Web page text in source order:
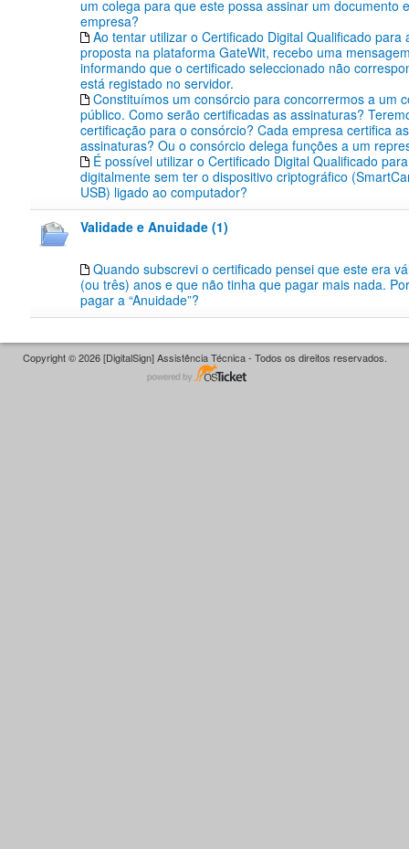
um colega para que este possa assinar um documento
empresa?
Ao tentar utilizar o Certificado Digital Qualificado para
proposta na plataforma GateWit, recebo uma
informando que o certificado seleccionado não
está registado no servidor.
Constituímos um consórcio para concorrermos a um
público. Como serão certificadas as assinaturas?
certificação para o consórcio? Cada empresa certifica
assinaturas? Ou o consórcio delega funções a um
É possível utilizar o Certificado Digital Qualificado
digitalmente sem ter o dispositivo criptográfico
USB) ligado ao computador?
Validade e Anuidade (1)
Quando subscrevi o certificado pensei que este era
(ou três) anos e que não tinha que pagar mais nada.
pagar a “Anuidade”?
Copyright © 2026 [DigitalSign] Assistência Técnica - Todos os direitos reservados.